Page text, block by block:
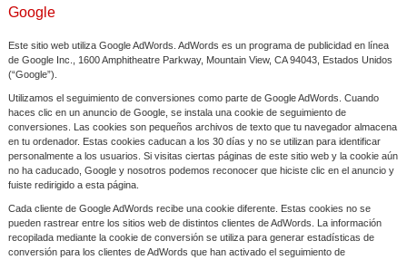
Google
Este sitio web utiliza Google AdWords. AdWords es un programa de publicidad en línea
de Google Inc., 1600 Amphitheatre Parkway, Mountain View, CA 94043, Estados Unidos
(“Google”).
Utilizamos el seguimiento de conversiones como parte de Google AdWords. Cuando
haces clic en un anuncio de Google, se instala una cookie de seguimiento de
conversiones. Las cookies son pequeños archivos de texto que tu navegador almacena
en tu ordenador. Estas cookies caducan a los 30 días y no se utilizan para identificar
personalmente a los usuarios. Si visitas ciertas páginas de este sitio web y la cookie aún
no ha caducado, Google y nosotros podemos reconocer que hiciste clic en el anuncio y
fuiste redirigido a esta página.
Cada cliente de Google AdWords recibe una cookie diferente. Estas cookies no se
pueden rastrear entre los sitios web de distintos clientes de AdWords. La información
recopilada mediante la cookie de conversión se utiliza para generar estadísticas de
conversión para los clientes de AdWords que han activado el seguimiento de